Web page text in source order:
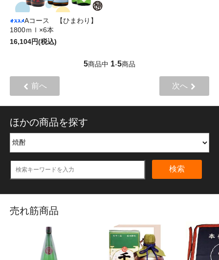
Aコース 【ひまわり】
1800ｍｌ×6本
16,104円(税込)
5商品中 1-5商品
前へ 次へ
ほかの商品を探す
検索
売れ筋商品